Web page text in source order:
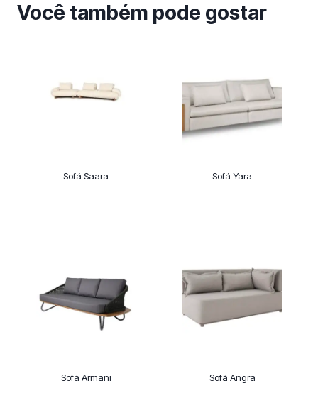
Você também pode gostar
Sofá Saara Sofá Yara
Sofá Armani Sofá Angra